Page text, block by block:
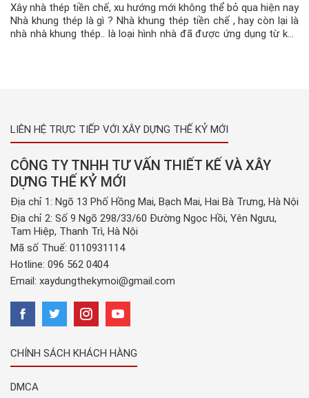
Xây nhà thép tiền chế, xu hướng mới không thể bỏ qua hiện nay
Nhà khung thép là gì ? Nhà khung thép tiền chế , hay còn lại là
nhà nhà khung thép.. là loại hình nhà đã được ứng dụng từ khá
LIÊN HỆ TRỰC TIẾP VỚI XÂY DỰNG THẾ KỶ MỚI
CÔNG TY TNHH TƯ VẤN THIẾT KẾ VÀ XÂY
DỰNG THẾ KỶ MỚI
Địa chỉ 1: Ngõ 13 Phố Hồng Mai, Bạch Mai, Hai Bà Trưng, Hà Nội
Địa chỉ 2: Số 9 Ngõ 298/33/60 Đường Ngọc Hồi, Yên Ngưu,
Tam Hiệp, Thanh Trì, Hà Nội
Mã số Thuế: 0110931114
Hotline: 096 562 0404
Email: xaydungthekymoi@gmail.com
CHÍNH SÁCH KHÁCH HÀNG
DMCA